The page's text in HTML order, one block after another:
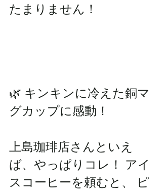
たまりません！
🌿 キンキンに冷えた銅マ
グカップに感動！
上島珈琲店さんといえ
ば、やっぱりコレ！ アイ
スコーヒーを頼むと、 ピ